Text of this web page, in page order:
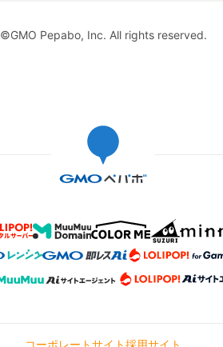
©GMO Pepabo, Inc. All rights reserved.